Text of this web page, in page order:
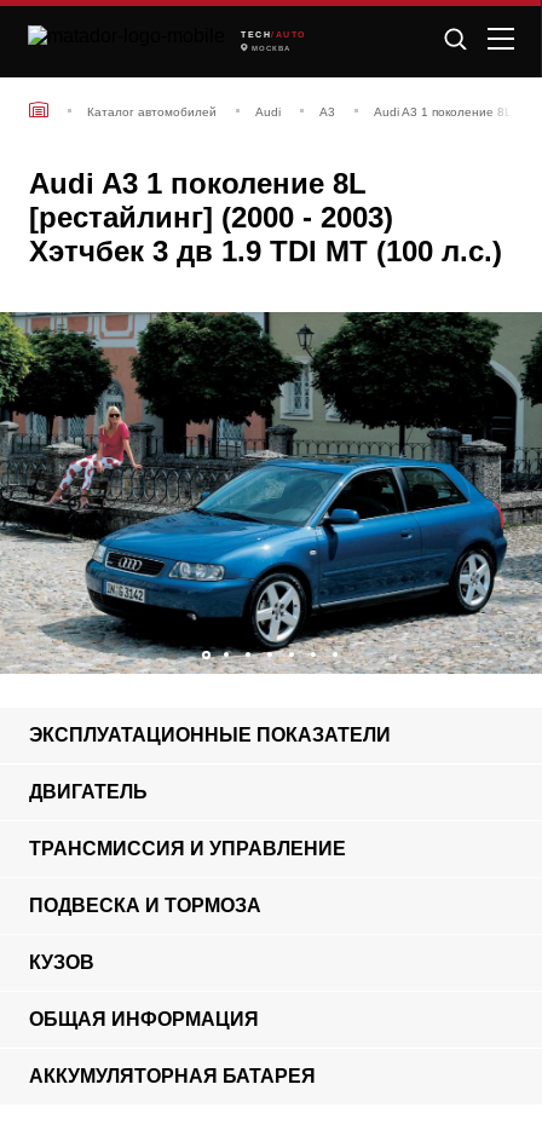
TECH /AUTO
МОСКВА
Каталог автомобилей Audi A3 Audi A3 1 поколение 8L
Audi A3 1 поколение 8L
[рестайлинг] (2000 - 2003)
Хэтчбек 3 дв 1.9 TDI MT (100 л.с.)
ЭКСПЛУАТАЦИОННЫЕ ПОКАЗАТЕЛИ
ДВИГАТЕЛЬ
ТРАНСМИССИЯ И УПРАВЛЕНИЕ
ПОДВЕСКА И ТОРМОЗА
КУЗОВ
ОБЩАЯ ИНФОРМАЦИЯ
АККУМУЛЯТОРНАЯ БАТАРЕЯ